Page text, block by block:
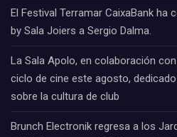
El Festival Terramar CaixaBank ha
by Sala Joiers a Sergio Dalma.
La Sala Apolo, en colaboración
ciclo de cine este agosto,
sobre la cultura de club
Brunch Electronik regresa a los